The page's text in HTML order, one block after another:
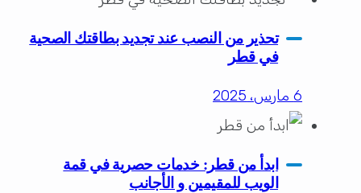
تحذير من النصب عند تجديد بطاقتك الصحية
في قطر
6 مارس، 2025
ابدأ من قطر: خدمات حصرية في قمة
الويب للمقيمين و الأجانب